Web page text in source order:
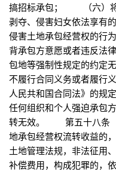
搞招标承包； （六）
剥夺、侵害妇女依法享
侵害土地承包经营权的
背承包方意愿或者违反法
包地等强制性规定的约
不履行合同义务或者履行
人民共和国合同法》的
任何组织和个人强迫承包
转无效。 第五十八条
地承包经营权流转收益
土地管理法规，非法征用
补偿费用，构成犯罪的，